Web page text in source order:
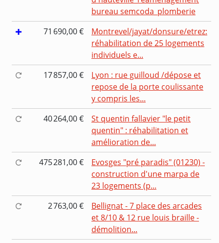
bureau semcoda_plomberie
71 690,00 €
Montrevel/jayat/donsure/etrez:
réhabilitation de 25 logements
individuels e...
17 857,00 €
Lyon : rue guilloud /dépose et
repose de la porte coulissante
y compris les...
40 264,00 €
St quentin fallavier "le petit
quentin" : réhabilitation et
amélioration de...
475 281,00 €
Evosges "pré paradis" (01230) -
construction d'une marpa de
23 logements (p...
2 763,00 €
Bellignat - 7 place des arcades
et 8/10 & 12 rue louis braille -
démolition...